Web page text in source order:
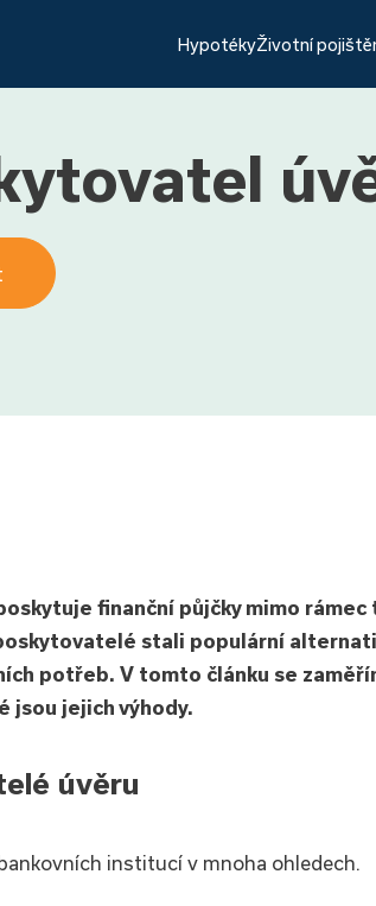
HypotékyŽivotní
finanční půjčky mimo rámec
stali populární
potřeb. V tomto článku se
jsou jejich výhody.
úvěru
institucí v mnoha ohledech.